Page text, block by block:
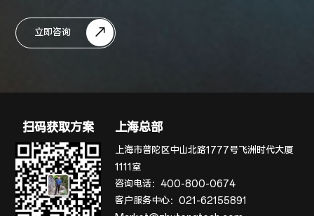
立即咨询
扫码获取方案 上海总部
上海市普陀区中山北路1777号飞洲时代大厦
1111室
咨询电话：400-800-0674
客户服务中心：021-62155891